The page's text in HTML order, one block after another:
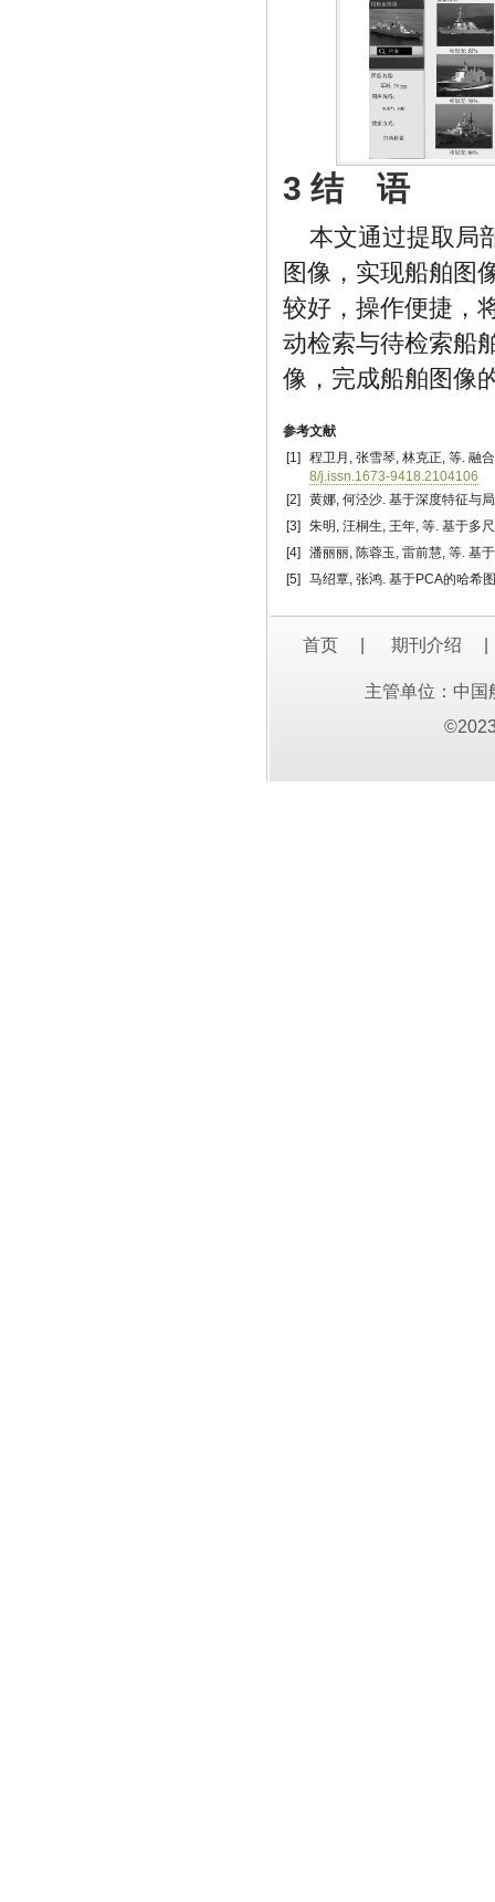
3 结 语
本文通过提取局
图像，实现船舶图
较好，操作便捷，
动检索与待检索船
像，完成船舶图像
参考文献
[1]
程卫月, 张雪琴, 林克正, 等. 融
8/j.issn.1673-9418.2104106
[2]
黄娜, 何泾沙. 基于深度特征与
[3]
朱明, 汪桐生, 王年, 等. 基于多
[4]
潘丽丽, 陈蓉玉, 雷前慧, 等. 基
[5]
马绍覃, 张鸿. 基于PCA的哈希